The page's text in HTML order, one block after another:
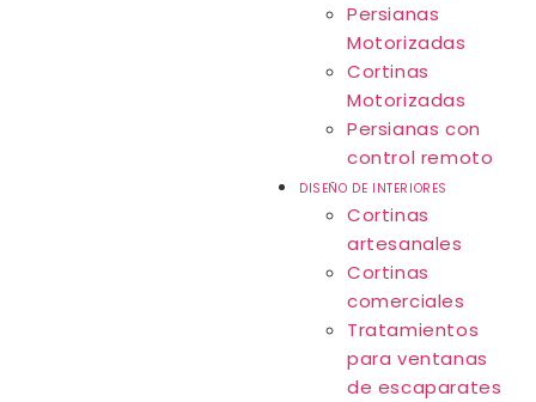
Persianas
Motorizadas
Cortinas
Motorizadas
Persianas con
control remoto
DISEÑO DE INTERIORES
Cortinas
artesanales
Cortinas
comerciales
Tratamientos
para ventanas
de escaparates